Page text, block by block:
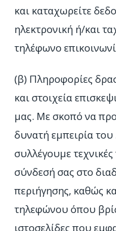
και καταχωρείτε
ηλεκτρονική ή/και
τηλέφωνο
(β) Πληροφορίες
και στοιχεία
μας. Με σκοπό να
δυνατή εμπειρία
συλλέγουμε
σύνδεσή σας στο
περιήγησης, καθώς
τηλεφώνου όπου
ιστοσελίδες που